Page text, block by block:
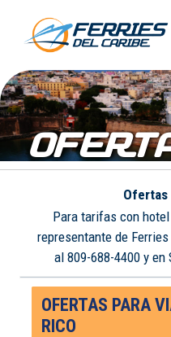
Ofertas
Para tarifas con
representante de
al 809-688-4400 y en
OFERTAS PARA
RICO